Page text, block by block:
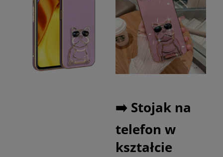
➡️ Stojak na
telefon w
kształcie